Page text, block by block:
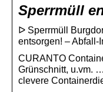
Sperrmüll
ᐅ Sperrmüll
entsorgen! – Abfall-
CURANTO
Grünschnitt, u.vm.
clevere